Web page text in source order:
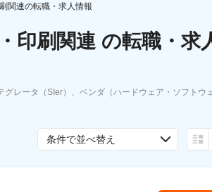
転職イベント・転職セミナー
転職フェア
関連の転職・求人情報
印刷関連 の転職・求
レータ（SIer）、ベンダ（ハードウェア・ソフトウ
条件で並べ替え